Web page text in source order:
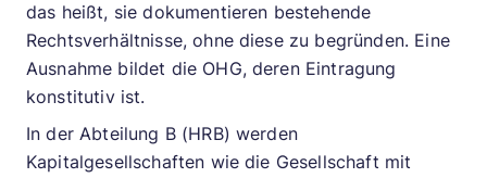
das heißt, sie dokumentieren bestehende
Rechtsverhältnisse, ohne diese zu begründen. Eine
Ausnahme bildet die OHG, deren Eintragung
konstitutiv ist.
In der Abteilung B (HRB) werden
Kapitalgesellschaften wie die Gesellschaft mit